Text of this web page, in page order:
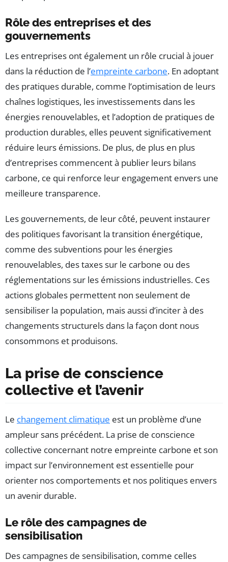
Rôle des entreprises et des
gouvernements
Les entreprises ont également un rôle crucial à jouer
dans la réduction de l’empreinte carbone. En adoptant
des pratiques durable, comme l’optimisation de leurs
chaînes logistiques, les investissements dans les
énergies renouvelables, et l’adoption de pratiques de
production durables, elles peuvent significativement
réduire leurs émissions. De plus, de plus en plus
d’entreprises commencent à publier leurs bilans
carbone, ce qui renforce leur engagement envers une
meilleure transparence.
Les gouvernements, de leur côté, peuvent instaurer
des politiques favorisant la transition énergétique,
comme des subventions pour les énergies
renouvelables, des taxes sur le carbone ou des
réglementations sur les émissions industrielles. Ces
actions globales permettent non seulement de
sensibiliser la population, mais aussi d’inciter à des
changements structurels dans la façon dont nous
consommons et produisons.
La prise de conscience
collective et l’avenir
Le changement climatique est un problème d’une
ampleur sans précédent. La prise de conscience
collective concernant notre empreinte carbone et son
impact sur l’environnement est essentielle pour
orienter nos comportements et nos politiques envers
un avenir durable.
Le rôle des campagnes de
sensibilisation
Des campagnes de sensibilisation, comme celles